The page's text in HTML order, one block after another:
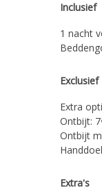
Inclusief
1 nacht
Exclusief
Extra
Ontbijt:
Ontbijt
Extra's